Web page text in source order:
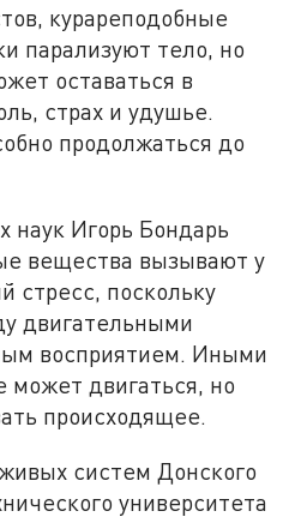
курареподобные
парализуют тело, но
оставаться в
страх и удушье.
продолжаться до
наук Игорь Бондарь
вещества вызывают у
стресс, поскольку
двигательными
восприятием. Иными
может двигаться, но
происходящее.
систем Донского
университета